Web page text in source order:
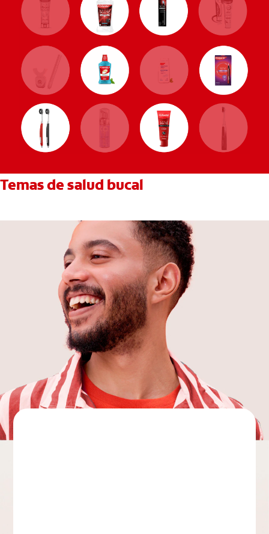
Temas de salud bucal